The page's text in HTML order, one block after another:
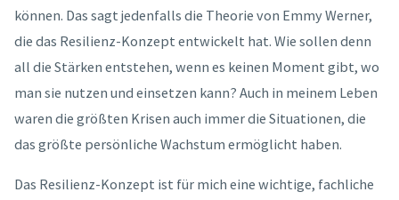
können. Das sagt jedenfalls die Theorie von Emmy Werner,
die das Resilienz-Konzept entwickelt hat. Wie sollen denn
all die Stärken entstehen, wenn es keinen Moment gibt, wo
man sie nutzen und einsetzen kann? Auch in meinem Leben
waren die größten Krisen auch immer die Situationen, die
das größte persönliche Wachstum ermöglicht haben.
Das Resilienz-Konzept ist für mich eine wichtige, fachliche